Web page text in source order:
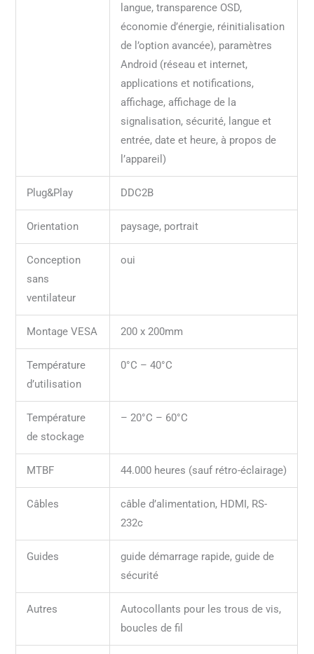
langue, transparence OSD,
économie d’énergie, réinitialisation
de l’option avancée), paramètres
Android (réseau et internet,
applications et notifications,
affichage, affichage de la
signalisation, sécurité, langue et
entrée, date et heure, à propos de
l’appareil)
Plug&Play DDC2B
Orientation paysage, portrait
Conception
sans
ventilateur
oui
Montage VESA 200 x 200mm
Température
d’utilisation
0°C – 40°C
Température
de stockage
– 20°C – 60°C
MTBF 44.000 heures (sauf rétro-éclairage)
Câbles
câble d’alimentation, HDMI, RS-
232c
Guides
guide démarrage rapide, guide de
sécurité
Autres
Autocollants pour les trous de vis,
boucles de fil